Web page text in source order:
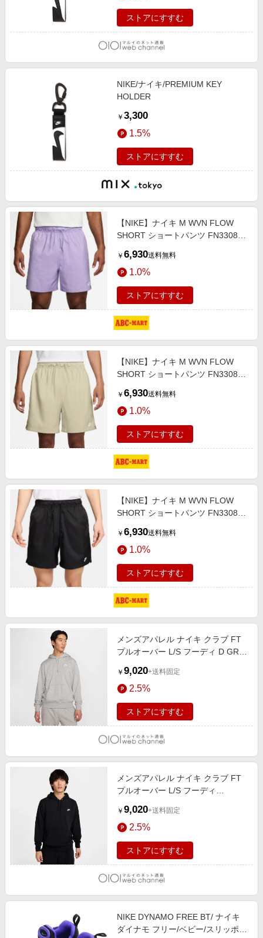
ストアにすすむ
NIKE/ナイキ/PREMIUM KEY
HOLDER
￥ 3,300
1.5%
ストアにすすむ
【NIKE】ナイキ M WVN FLOW
SHORT ショートパンツ FN3308
￥ 6,930送料無料
1.0%
ストアにすすむ
【NIKE】ナイキ M WVN FLOW
SHORT ショートパンツ FN3308
￥ 6,930送料無料
1.0%
ストアにすすむ
【NIKE】ナイキ M WVN FLOW
SHORT ショートパンツ FN3308
￥ 6,930送料無料
1.0%
ストアにすすむ
メンズアパレル ナイキ クラブ FT
プルオーバー L/S フーディ D GR
￥ 9,020+送料固定
2.5%
ストアにすすむ
メンズアパレル ナイキ クラブ FT
プルオーバー L/S フーディ
￥ 9,020+送料固定
2.5%
ストアにすすむ
NIKE DYNAMO FREE BT/ ナイキ
ダイナモ フリー/ベビー/スリッポン